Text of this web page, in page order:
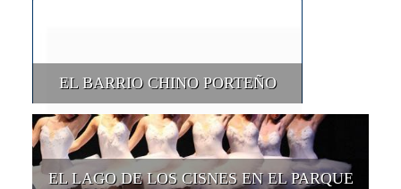
EL BARRIO CHINO PORTEÑO
EL LAGO DE LOS CISNES EN EL PARQUE